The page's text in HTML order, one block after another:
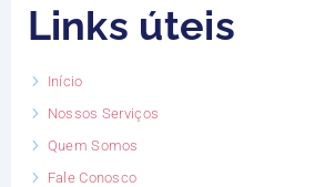
Links úteis
Início
Nossos Serviços
Quem Somos
Fale Conosco